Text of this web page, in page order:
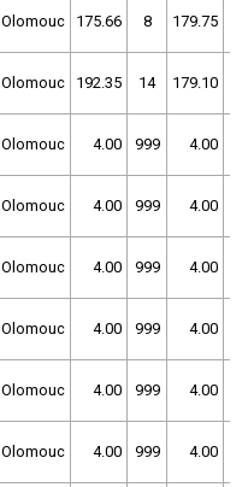
Olomouc 175.66 8 179.75
Olomouc 192.35 14 179.10
Olomouc 4.00 999 4.00
Olomouc 4.00 999 4.00
Olomouc 4.00 999 4.00
Olomouc 4.00 999 4.00
Olomouc 4.00 999 4.00
Olomouc 4.00 999 4.00